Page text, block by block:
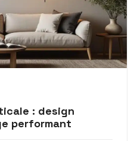
: design
performant